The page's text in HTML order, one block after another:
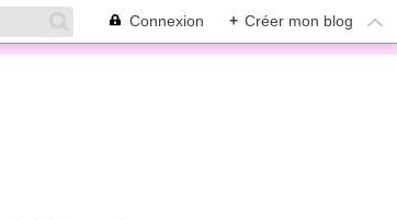
Connexion + Créer mon blog